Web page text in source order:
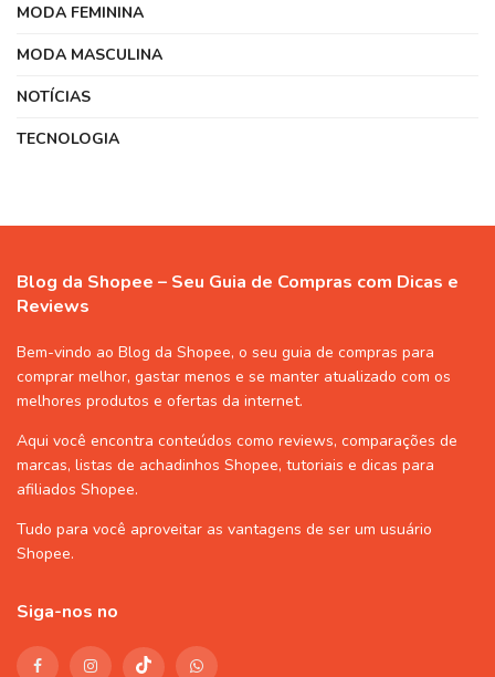
MODA FEMININA
MODA MASCULINA
NOTÍCIAS
TECNOLOGIA
Blog da Shopee – Seu Guia de Compras com Dicas e
Reviews
Bem-vindo ao Blog da Shopee, o seu guia de compras para
comprar melhor, gastar menos e se manter atualizado com os
melhores produtos e ofertas da internet.
Aqui você encontra conteúdos como reviews, comparações de
marcas, listas de achadinhos Shopee, tutoriais e dicas para
afiliados Shopee.
Tudo para você aproveitar as vantagens de ser um usuário
Shopee.
Siga-nos no